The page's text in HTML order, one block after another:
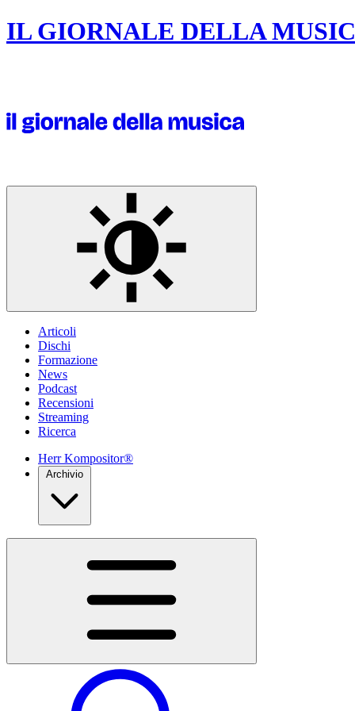
IL GIORNALE DELLA
Articoli
Dischi
Formazione
News
Podcast
Recensioni
Streaming
Ricerca
Herr Kompositor®
Archivio